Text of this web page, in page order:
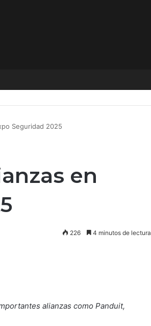
Seguridad 2025
en
226 4 minutos de lectura
alianzas como Panduit,